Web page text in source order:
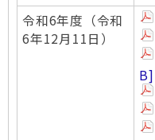
令和6年度（令和
6年12月11日）
B]